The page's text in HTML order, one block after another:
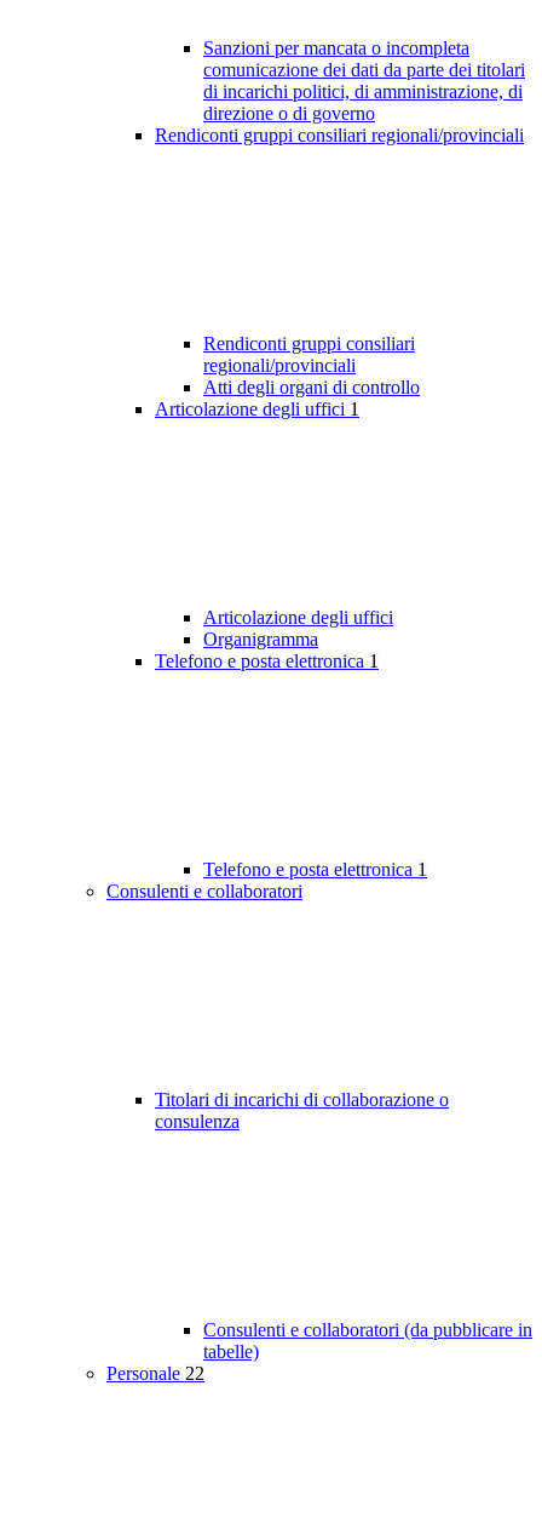
Sanzioni per mancata o incompleta
comunicazione dei dati da parte dei titolari
di incarichi politici, di amministrazione, di
direzione o di governo
Rendiconti gruppi consiliari regionali/provinciali
Rendiconti gruppi consiliari
regionali/provinciali
Atti degli organi di controllo
Articolazione degli uffici 1
Articolazione degli uffici
Organigramma
Telefono e posta elettronica 1
Telefono e posta elettronica 1
Consulenti e collaboratori
Titolari di incarichi di collaborazione o
consulenza
Consulenti e collaboratori (da pubblicare in
tabelle)
Personale 22